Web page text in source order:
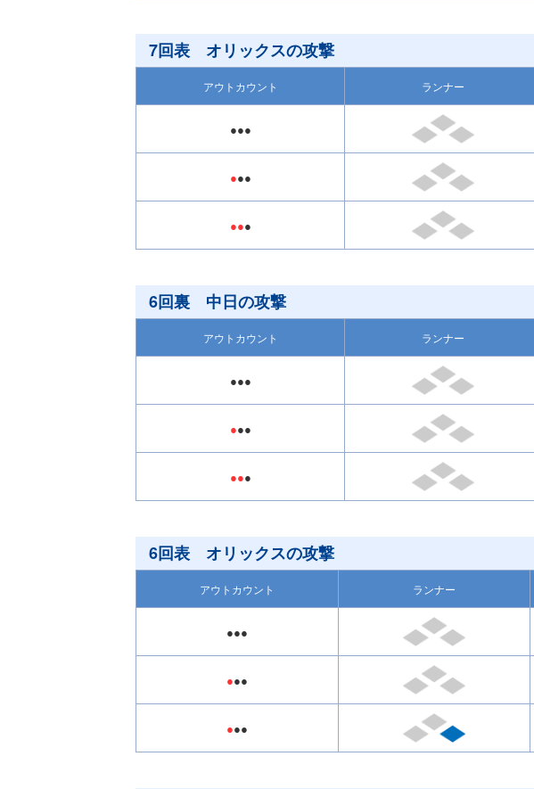
7回表 オリックスの攻撃
アウトカウント ランナー
●●●
●●●
●●●
6回裏 中日の攻撃
アウトカウント ランナー
●●●
●●●
●●●
6回表 オリックスの攻撃
アウトカウント ランナー
●●●
●●●
●●●